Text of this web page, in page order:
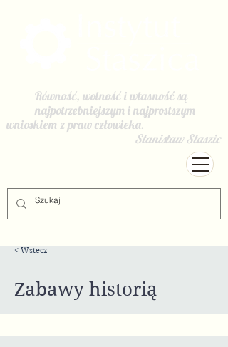
Równość, wolność i własność są
najpotrzebniejszym i najprostszym
wnioskiem z praw człowieka.
Stanisław Staszic
< Wstecz
Zabawy historią